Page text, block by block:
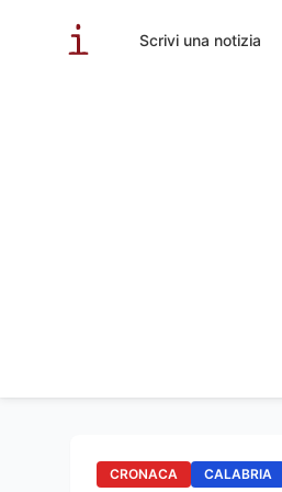
Scrivi una notizia
CRONACA CALABRIA